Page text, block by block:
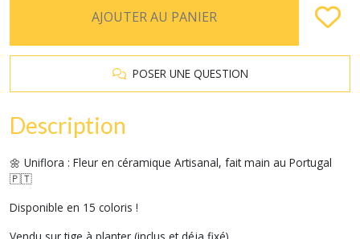
AJOUTER AU PANIER
POSER UNE QUESTION
Description
🌼 Uniflora : Fleur en céramique Artisanal, fait main au Portugal
🇵🇹
Disponible en 15 coloris !